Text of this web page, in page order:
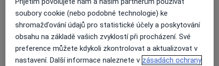
Informace o službách a cenách nejsou k dispozici
Tento specialista ještě nepřidával žádné informace o
svých službách.
soubory cookie (nebo podobné technologie) ke
shromažďování údajů pro statistické účely a poskytování
obsahu na základě vašich zvyklostí při procházení. Své
preference můžete kdykoli zkontrolovat a aktualizovat v
nastavení. Další informace naleznete v zásadách ochrany